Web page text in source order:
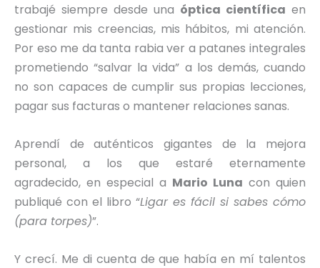
trabajé siempre desde una óptica científica en
gestionar mis creencias, mis hábitos, mi atención.
Por eso me da tanta rabia ver a patanes integrales
prometiendo “salvar la vida” a los demás, cuando
no son capaces de cumplir sus propias lecciones,
pagar sus facturas o mantener relaciones sanas.
Aprendí de auténticos gigantes de la mejora
personal, a los que estaré eternamente
agradecido, en especial a Mario Luna con quien
publiqué con el libro “Ligar es fácil si sabes cómo
(para torpes)”.
Y crecí. Me di cuenta de que había en mí talentos